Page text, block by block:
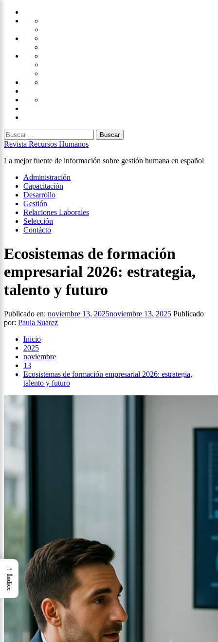
Saltar
Administración
Capacitación
Desarrollo
Gestión
Laborales
Selección
Buscar:
Revista Recursos Humanos
La mejor fuente de información sobre gestión humana en español
Menú
principal
Administración
Capacitación
Desarrollo
Gestión
Relaciones Laborales
Selección
Contácto
Ecosistemas de formación
empresarial 2026: estrategia,
talento y futuro
Publicado en: noviembre 13, 2025noviembre 13, 2025 Publicado
por: Paula Suarez
Inicio
2025
noviembre
13
Ecosistemas de formación empresarial 2026: estrategia,
talento y futuro
→
Índice